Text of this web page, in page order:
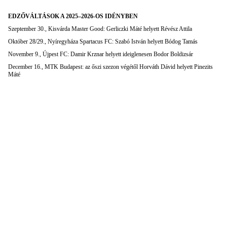
EDZŐVÁLTÁSOK A 2025–2026-OS IDÉNYBEN
Szeptember 30., Kisvárda Master Good: Gerliczki Máté helyett Révész Attila
Október 28/29., Nyíregyháza Spartacus FC: Szabó István helyett Bódog Tamás
November 9., Újpest FC: Damir Krznar helyett ideiglenesen Bodor Boldizsár
December 16., MTK Budapest: az őszi szezon végétől Horváth Dávid helyett Pinezits
Máté